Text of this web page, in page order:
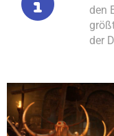
den
der